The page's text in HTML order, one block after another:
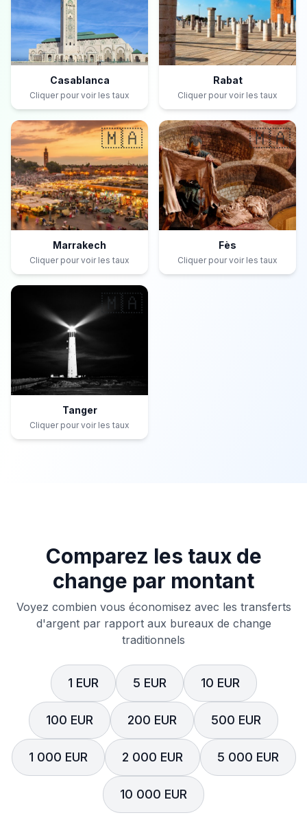
Casablanca
Cliquer pour voir les taux
Rabat
Cliquer pour voir les taux
🇲🇦
Marrakech
Cliquer pour voir les taux
🇲🇦
Fès
Cliquer pour voir les taux
🇲🇦
Tanger
Cliquer pour voir les taux
Comparez les taux de
change par montant
Voyez combien vous économisez avec les transferts
d'argent par rapport aux bureaux de change
traditionnels
1 EUR 5 EUR 10 EUR
100 EUR 200 EUR 500 EUR
1 000 EUR 2 000 EUR 5 000 EUR
10 000 EUR